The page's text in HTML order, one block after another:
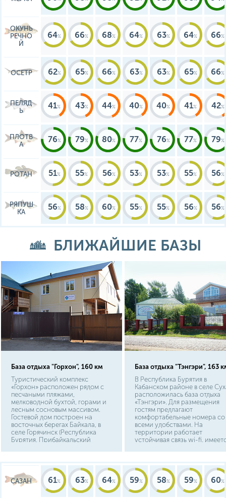
ОКУНЬ
РЕЧНО
Й
64 66 68 64 63 64 66
ОСЕТР 62 65 66 63 63 65 66
ПЕЛЯД
Ь
41 43 44 40 40 41 42
ПЛОТВ
А
76 79 80 77 76 77 79
РОТАН 51 55 56 53 53 55 56
РЯПУШ
КА
56 58 60 55 55 56 56
БЛИЖАЙШИЕ БАЗЫ
База отдыха "Горхон", 160 км
Туристический комплекс
«Горхон» расположен рядом с
песчаными пляжами,
мелководной бухтой, горами и
лесным сосновым массивом.
Гостевой дом построен на
восточных берегах Байкала, в
селе Горячинск (Республика
Бурятия, Прибайкальский
пешие походы по окрестностям,
катание на велосипедах,
тюбингах, лыжах, игры в
бадминтон, теннис, волейбол и
База отдыха "Тэнгэри", 163
В Республика Бурятия в
Кабанском районе в селе
расположилась база отдыха
«Тэнгэри». Для размещения
гостям предлагают
комфортабельные номера со
всеми удобствами. На
территории работает
устойчивая связь wi-fi,
САЗАН 61 63 64 59 58 59 60